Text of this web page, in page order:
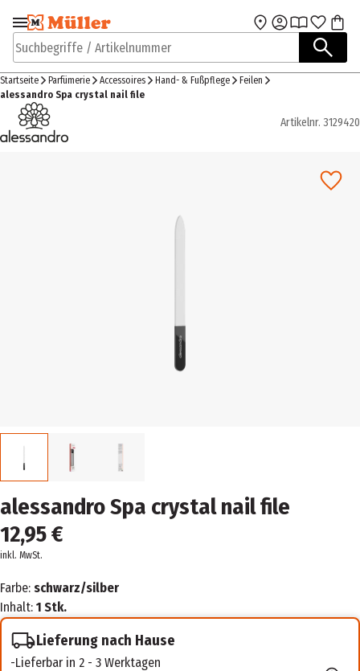
Zur Navigation
springen
Zum Hauptinhalt
Suchbegriffe / Artikelnummer
Startseite Parfümerie Accessoires Hand- & Fußpflege
Feilen
alessandro Spa crystal nail file
Artikelnr. 3129420
alessandro Spa crystal nail file
12,95 €
inkl. MwSt.
Farbe: schwarz/silber
Inhalt: 1 Stk.
Lieferung nach Hause
Lieferbar in 2 - 3 Werktagen